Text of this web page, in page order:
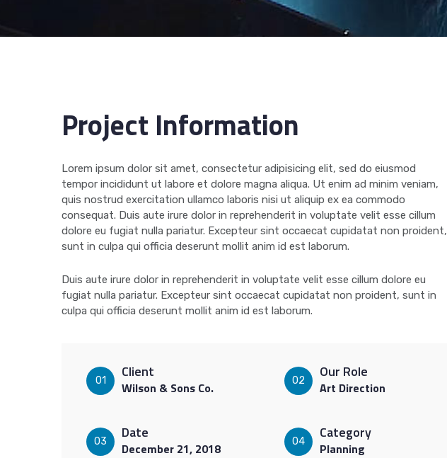
Project Information
Lorem ipsum dolor sit amet, consectetur adipisicing elit, sed do eiusmod
tempor incididunt ut labore et dolore magna aliqua. Ut enim ad minim veniam,
quis nostrud exercitation ullamco laboris nisi ut aliquip ex ea commodo
consequat. Duis aute irure dolor in reprehenderit in voluptate velit esse cillum
dolore eu fugiat nulla pariatur. Excepteur sint occaecat cupidatat non proident,
sunt in culpa qui officia deserunt mollit anim id est laborum.
Duis aute irure dolor in reprehenderit in voluptate velit esse cillum dolore eu
fugiat nulla pariatur. Excepteur sint occaecat cupidatat non proident, sunt in
culpa qui officia deserunt mollit anim id est laborum.
01 Client
Wilson & Sons Co.
03 Date
December 21, 2018
02 Our Role
Art Direction
04 Category
Planning